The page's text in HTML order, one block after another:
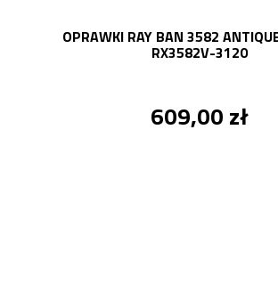
OPRAWKI RAY BAN 3582
RX3582V-3120
609,00 zł